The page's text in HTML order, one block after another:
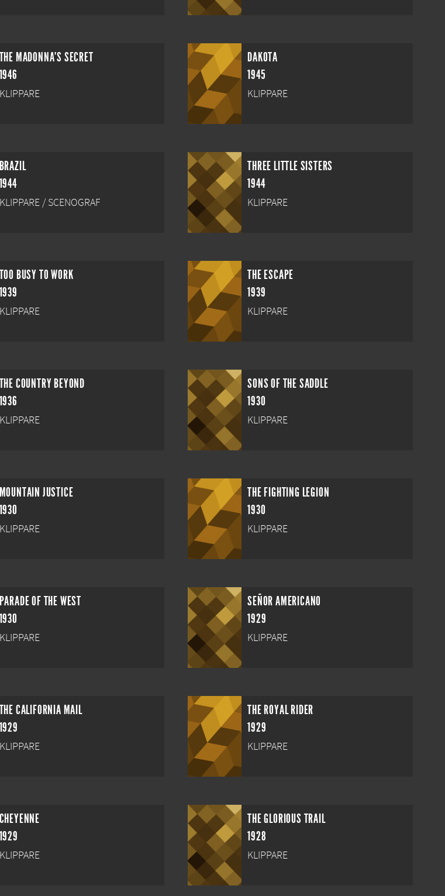
THE MADONNA'S SECRET
1946
KLIPPARE
DAKOTA
1945
KLIPPARE
BRAZIL
1944
KLIPPARE / SCENOGRAF
THREE LITTLE SISTERS
1944
KLIPPARE
TOO BUSY TO WORK
1939
KLIPPARE
THE ESCAPE
1939
KLIPPARE
THE COUNTRY BEYOND
1936
KLIPPARE
SONS OF THE SADDLE
1930
KLIPPARE
MOUNTAIN JUSTICE
1930
KLIPPARE
THE FIGHTING LEGION
1930
KLIPPARE
PARADE OF THE WEST
1930
KLIPPARE
SEÑOR AMERICANO
1929
KLIPPARE
THE CALIFORNIA MAIL
1929
KLIPPARE
THE ROYAL RIDER
1929
KLIPPARE
CHEYENNE
1929
KLIPPARE
THE GLORIOUS TRAIL
1928
KLIPPARE